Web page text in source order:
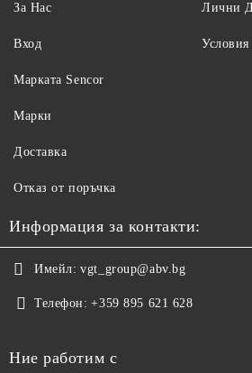
За Нас
Вход
Лични
Условия
Maрката Sencor
Марки
Доставка
Отказ от поръчка
Информация за контакти:
Имейл: vgt_group@abv.bg
Телефон: +359 895 621 628
Ние работим с